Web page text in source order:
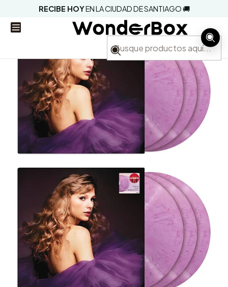
RECIBE HOYEN LA CIUDAD DE SANTIAGO 🚚